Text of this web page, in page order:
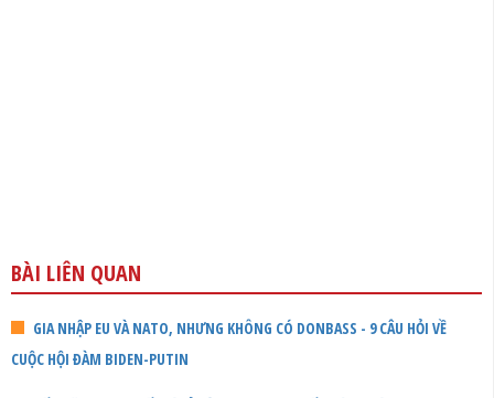
BÀI LIÊN QUAN
GIA NHẬP EU VÀ NATO, NHƯNG KHÔNG CÓ DONBASS - 9 CÂU HỎI VỀ
CUỘC HỘI ĐÀM BIDEN-PUTIN